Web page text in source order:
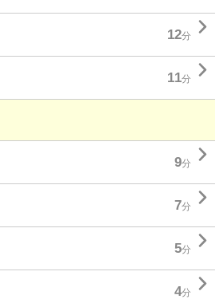
12分 
11分 
9分 
7分 
5分 
4分 